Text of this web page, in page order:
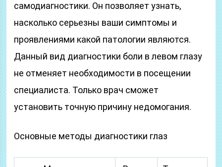
самодиагностики. Он позволяет узнать,
насколько серьезны ваши симптомы и
проявлениями какой патологии являются.
Данный вид диагностики боли в левом глазу
не отменяет необходимости в посещении
специалиста. Только врач сможет
установить точную причину недомогания.
Основные методы диагностики глаз